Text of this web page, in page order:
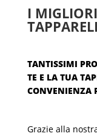
I
TANTISSIMI
TE E LA TUA
CONVENIENZA
Grazie alla